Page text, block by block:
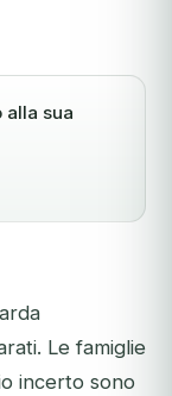
alla sua
Le famiglie
incerto sono